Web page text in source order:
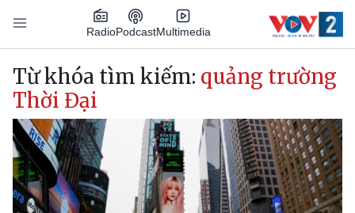
Nhảy đến nội dung
RadioPodcastMultimedia
Main navigation
Từ khóa tìm kiếm: quảng trường
Thời Đại